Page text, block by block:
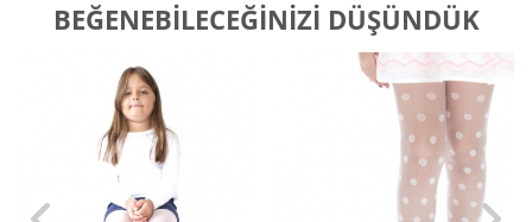
BEĞENEBILECEĞINIZI DÜŞÜNDÜK